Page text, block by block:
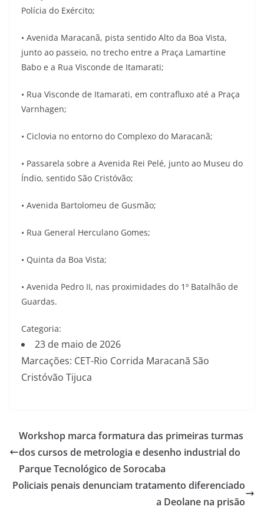
Polícia do Exército;
• Avenida Maracanã, pista sentido Alto da Boa Vista,
junto ao passeio, no trecho entre a Praça Lamartine
Babo e a Rua Visconde de Itamarati;
• Rua Visconde de Itamarati, em contrafluxo até a Praça
Varnhagen;
• Ciclovia no entorno do Complexo do Maracanã;
• Passarela sobre a Avenida Rei Pelé, junto ao Museu do
Índio, sentido São Cristóvão;
• Avenida Bartolomeu de Gusmão;
• Rua General Herculano Gomes;
• Quinta da Boa Vista;
• Avenida Pedro II, nas proximidades do 1º Batalhão de
Guardas.
Categoria:
23 de maio de 2026
Marcações: CET-Rio Corrida Maracanã São
Cristóvão Tijuca
Workshop marca formatura das primeiras turmas
dos cursos de metrologia e desenho industrial do
Parque Tecnológico de Sorocaba
Policiais penais denunciam tratamento diferenciado
a Deolane na prisão